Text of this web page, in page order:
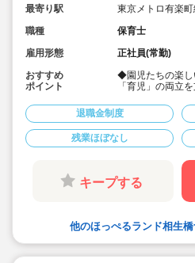
最寄り駅
東京メトロ有楽町
職種
保育士
雇用形態
正社員(常勤)
おすすめ
ポイント
◆園児たちの楽し
「育児」の両立
心！
◆時間外平均3時
◆年間休日は120
出来る環境です。
めとした、ご家
働きやすい職場づ
退職金制度
残業ほぼなし
キープする
他のほっぺるランド相生